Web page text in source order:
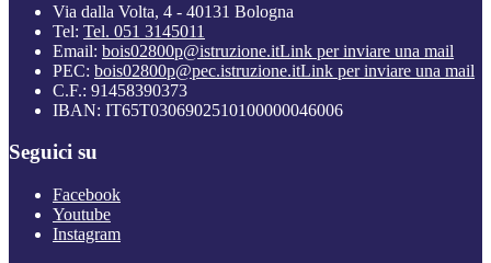
Via dalla Volta, 4 - 40131 Bologna
Tel: Tel. 051 3145011
Email: bois02800p@istruzione.itLink per inviare una mail
PEC: bois02800p@pec.istruzione.itLink per inviare una mail
C.F.: 91458390373
IBAN: IT65T0306902510100000046006
Seguici su
Facebook
Youtube
Instagram